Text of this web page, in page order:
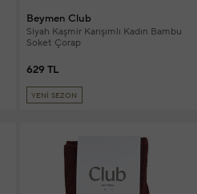
Beymen Club
Siyah Kaşmir Karışımlı Kadın Bambu
Soket Çorap
629 TL
YENİ SEZON